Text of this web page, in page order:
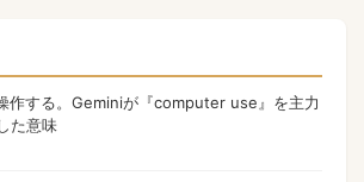
作する。Geminiが『computer use』を主力
た意味